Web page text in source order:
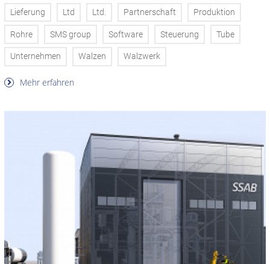
Lieferung Ltd Ltd. Partnerschaft Produktion
Rohre SMS group Software Steuerung Tube
Unternehmen Walzen Walzwerk
Mehr erfahren